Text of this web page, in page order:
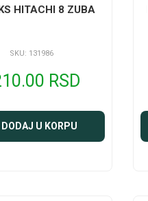
HITACHI 8 ZUBA
SKU: 131986
RSD
DODAJ U KORPU